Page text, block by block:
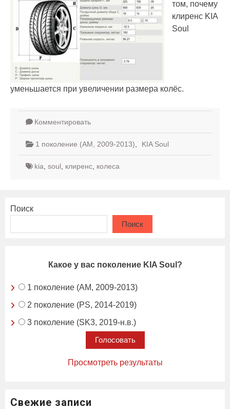
том, почему
клиренс KIA
Soul
уменьшается при увеличении размера колёс.
Комментировать
1 поколение (AM, 2009-2013) KIA Soul
kia soul клиренс колеса
Поиск
Поиск
Какое у вас поколение KIA Soul?
1 поколение (AM, 2009-2013)
2 поколение (PS, 2014-2019)
3 поколение (SK3, 2019-н.в.)
Просмотреть результаты
Свежие записи